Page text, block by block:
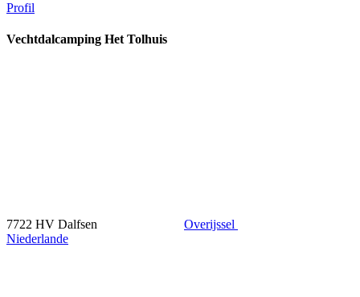
Profil
Vechtdalcamping Het Tolhuis
7722 HV Dalfsen
Overijssel
Niederlande